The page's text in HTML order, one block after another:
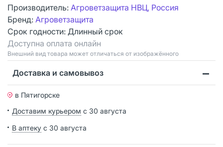
Производитель: Агроветзащита НВЦ, Россия
Бренд: Агроветзащита
Срок годности: Длинный срок
Доступна оплата онлайн
Bнешний вид товара может отличаться от изображённого
Доставка и самовывоз
в Пятигорске
Доставим курьером с 30 августа
В аптеку с 30 августа